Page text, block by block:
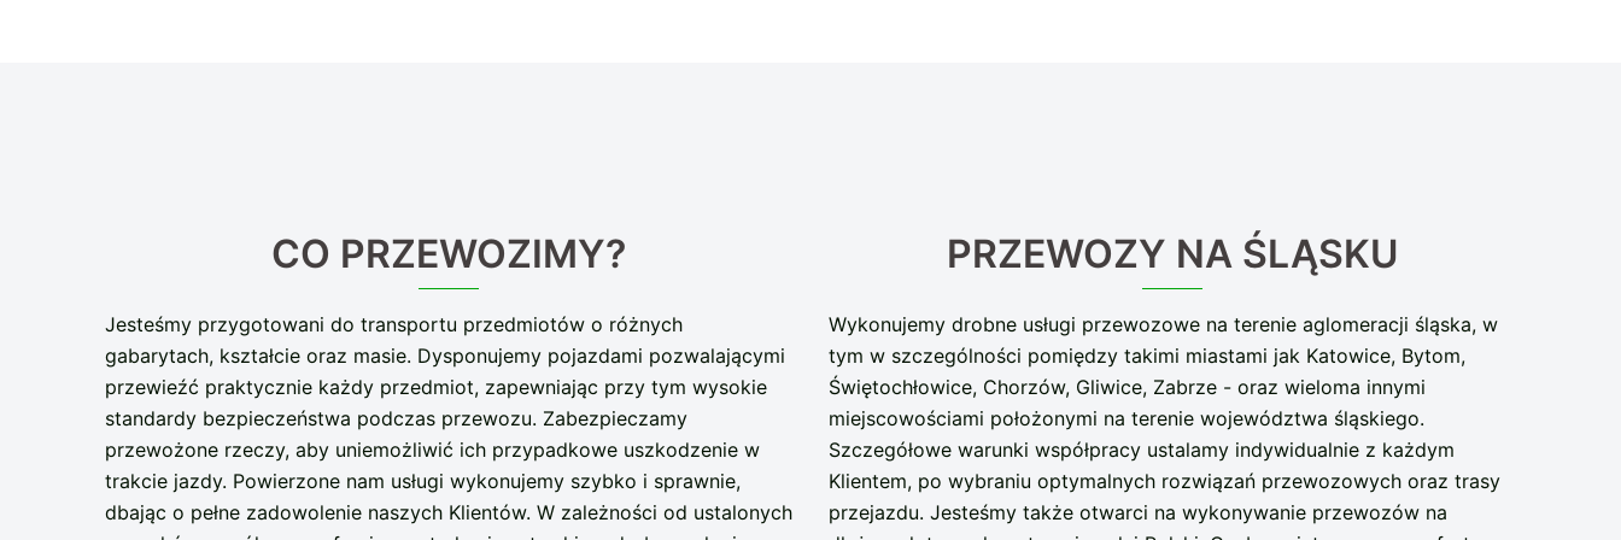
CO PRZEWOZIMY?
Jesteśmy przygotowani do transportu przedmiotów o różnych
gabarytach, kształcie oraz masie. Dysponujemy pojazdami pozwalającymi
przewieźć praktycznie każdy przedmiot, zapewniając przy tym wysokie
standardy bezpieczeństwa podczas przewozu. Zabezpieczamy
przewożone rzeczy, aby uniemożliwić ich przypadkowe uszkodzenie w
trakcie jazdy. Powierzone nam usługi wykonujemy szybko i sprawnie,
dbając o pełne zadowolenie naszych Klientów. W zależności od ustalonych
PRZEWOZY NA ŚLĄSKU
Wykonujemy drobne usługi przewozowe na terenie aglomeracji śląska, w
tym w szczególności pomiędzy takimi miastami jak Katowice, Bytom,
Świętochłowice, Chorzów, Gliwice, Zabrze - oraz wieloma innymi
miejscowościami położonymi na terenie województwa śląskiego.
Szczegółowe warunki współpracy ustalamy indywidualnie z każdym
Klientem, po wybraniu optymalnych rozwiązań przewozowych oraz trasy
przejazdu. Jesteśmy także otwarci na wykonywanie przewozów na